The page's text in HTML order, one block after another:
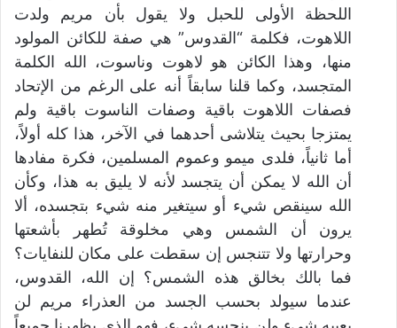
اللحظة الأولى للحبل ولا يقول بأن مريم ولدت
اللاهوت، فكلمة “القدوس” هي صفة للكائن المولود
منها، وهذا الكائن هو لاهوت وناسوت، الله الكلمة
المتجسد، وكما قلنا سابقاً أنه على الرغم من الإتحاد
فصفات اللاهوت باقية وصفات الناسوت باقية ولم
يمتزجا بحيث يتلاشى أحدهما في الآخر، هذا كله أولاً،
أما ثانياً، فلدى ميمو وعموم المسلمين، فكرة مفادها
أن الله لا يمكن أن يتجسد لأنه لا يليق به هذا، وكأن
الله سينقص شيء أو سيتغير منه شيء بتجسده، ألا
يرون أن الشمس وهي مخلوقة تُطهر بأشعتها
وحرارتها ولا تتنجس إن سقطت على مكان للنفايات؟
فما بالك بخالق هذه الشمس؟ إن الله، القدوس،
عندما سيولد بحسب الجسد من العذراء مريم لن